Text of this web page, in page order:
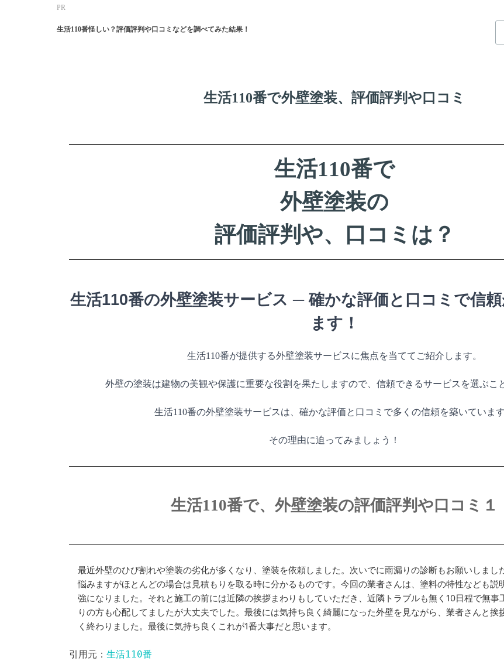
生活110番怪しい？評価評判や口コミなどを調べてみた結果！
PR
生活110番で外壁塗装、 評価評判や口コミ
生活110番で
外壁塗装の
評価評判や、口コミは？
生活110番の外壁塗装サービス ─ 確かな評価と口コミで信
ます！
生活110番が提供する外壁塗装サービスに焦点を当ててご紹介します。
外壁の塗装は建物の美観や保護に重要な役割を果たしますので、信頼できるサービスを選ぶこ
生活110番の外壁塗装サービスは、確かな評価と口コミで多くの信頼を築いています
その理由に迫ってみましょう！
生活110番で、外壁塗装の評価評判や口コミ１
最近外壁のひび割れや塗装の劣化が多くなり、塗装を依頼しました。次いでに雨漏りの診断もお願いしまし
悩みますがほとんどの場合は見積もりを取る時に分かるものです。今回の業者さんは、塗料の特性なども説
強になりました。それと施工の前には近隣の挨拶まわりもしていただき、近隣トラブルも無く10日程で無事
りの方も心配してましたが大丈夫でした。最後には気持ち良く綺麗になった外壁を見ながら、業者さんと挨
く終わりました。最後に気持ち良くこれが1番大事だと思います。
引用元：生活110番